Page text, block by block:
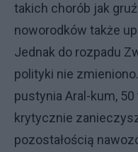
takich chorób jak
noworodków także
Jednak do rozpadu
polityki nie
pustynia Aral-kum,
krytycznie
pozostałością